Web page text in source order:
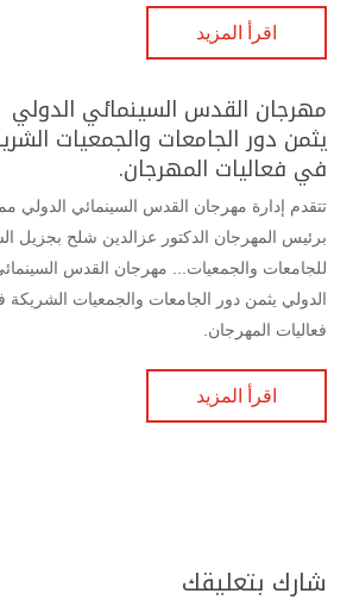
اقرأ المزيد
مهرجان القدس السينمائي الدولي
يثمن دور الجامعات والجمعيات
في فعاليات المهرجان.
تتقدم إدارة مهرجان القدس السينمائي الدولي
برئيس المهرجان الدكتور عزالدين شلح بجزيل
للجامعات والجمعيات... مهرجان القدس
الدولي يثمن دور الجامعات والجمعيات الشريكة
فعاليات المهرجان.
اقرأ المزيد
شارك بتعليقك